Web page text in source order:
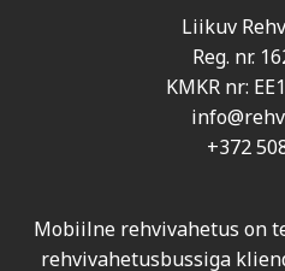
Liikuv
Reg. nr.
KMKR nr:
+372
Mobiilne rehvivahetus on
rehvivahetusbussiga